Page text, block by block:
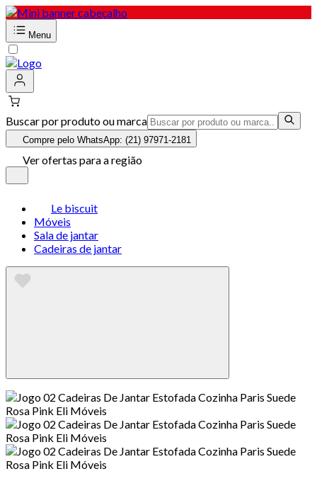
Menu
Buscar por produto ou marca
Compre pelo WhatsApp: (21) 97971-2181
Ver ofertas para a região
Le biscuit
Móveis
Sala de jantar
Cadeiras de jantar